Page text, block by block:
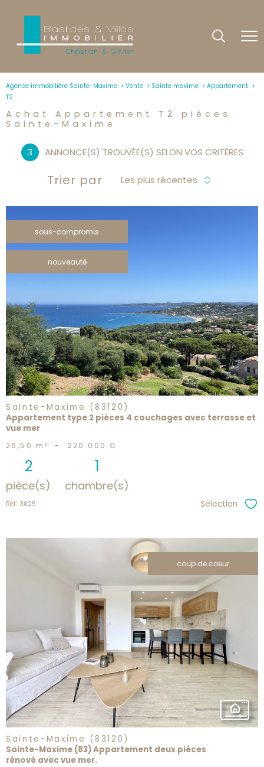
Agence immobilière Sainte-Maxime Vente Sainte maxime
Appartement
T2
Achat Appartement T2 pièces
Sainte-Maxime
3 ANNONCE(S) TROUVÉE(S) SELON VOS CRITÈRES
Trier par Les plus récentes
sous-compromis
nouveauté
bien
Sainte-Maxime (83120)
Appartement type 2 pièces 4 couchages avec terrasse et
vue mer
26,50 m² - 220 000 €
2
pièce(s)
1
chambre(s)
Réf : 3825 Sélection
coup de coeur
voir le
bien
Sainte-Maxime (83120)
Sainte-Maxime (83) Appartement deux pièces
rénové avec vue mer.